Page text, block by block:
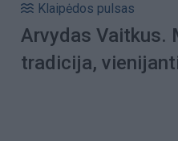
Klaipėdos pulsas
Arvydas Vaitkus.
tradicija,